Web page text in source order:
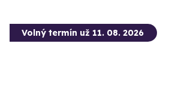
Volný termín už 11. 08. 2026